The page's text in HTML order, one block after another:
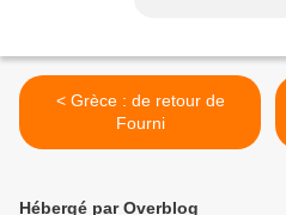
< Grèce : de retour de
Fourni
Hébergé par Overblog